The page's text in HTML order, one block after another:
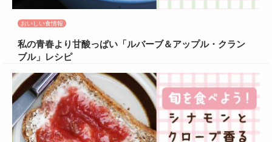
おいしい食情報
私の青春より甘酸っぱい「ルバーブ＆アップル・クラン
ブル」レシピ